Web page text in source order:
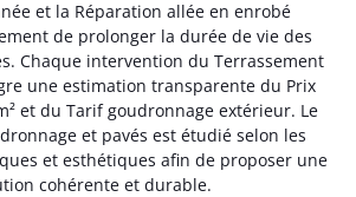
et la Réparation allée en enrobé
de prolonger la durée de vie des
Chaque intervention du Terrassement
une estimation transparente du Prix
et du Tarif goudronnage extérieur. Le
et pavés est étudié selon les
et esthétiques afin de proposer une
cohérente et durable.